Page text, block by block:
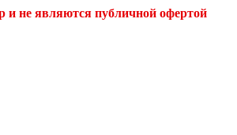
и не являются публичной офертой